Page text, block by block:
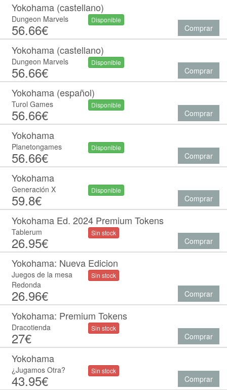
Yokohama (castellano)
Dungeon Marvels
56.66€
Disponible
Comprar
Yokohama (castellano)
Dungeon Marvels
56.66€
Disponible
Comprar
Yokohama (español)
Turol Games
56.66€
Disponible
Comprar
Yokohama
Planetongames
56.66€
Disponible
Comprar
Yokohama
Generación X
59.8€
Disponible
Comprar
Yokohama Ed. 2024 Premium Tokens
Tablerum
26.95€
Sin stock
Comprar
Yokohama: Nueva Edicion
Juegos de la mesa
Redonda
26.96€
Sin stock
Comprar
Yokohama: Premium Tokens
Dracotienda
27€
Sin stock
Comprar
Yokohama
¿Jugamos Otra?
43.95€
Sin stock
Comprar